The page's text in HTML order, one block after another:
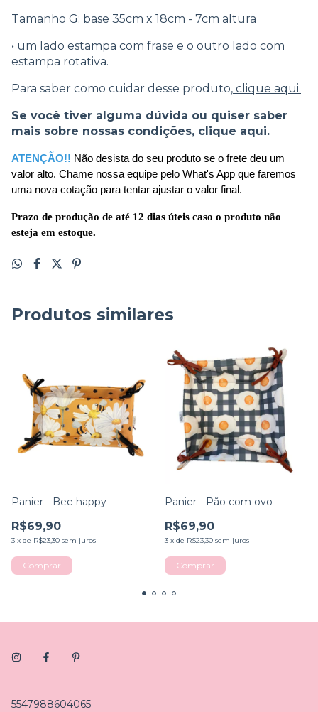
Tamanho G: base 35cm x 18cm - 7cm altura
• um lado estampa com frase e o outro lado com
estampa rotativa.
Para saber como cuidar desse produto, clique aqui.
Se você tiver alguma dúvida ou quiser saber
mais sobre nossas condições, clique aqui.
ATENÇÃO!! Não desista do seu produto se o frete deu um
valor alto. Chame nossa equipe pelo What's App que faremos
uma nova cotação para tentar ajustar o valor final.
Prazo de produção de até 12 dias úteis caso o produto não
esteja em estoque.
Produtos similares
Panier - Bee happy
R$69,90
3 x de R$23,30 sem juros
Panier - Pão com ovo
R$69,90
3 x de R$23,30 sem juros
Comprar
5547988604065